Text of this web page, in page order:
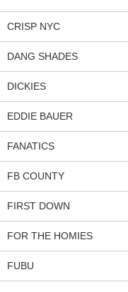
CRISP NYC
DANG SHADES
DICKIES
EDDIE BAUER
FANATICS
FB COUNTY
FIRST DOWN
FOR THE HOMIES
FUBU